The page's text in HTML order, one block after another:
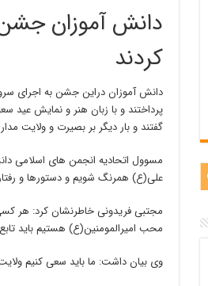
کردند
دانش آموزان دراین جشن به اجرای
پرداختند و با زبان هنر و نمایش عید
گفتند و بار دیگر بر بصیرت و ولایت
مسوول اتحادیه انجمن های اسلامی
علی(ع) همرنگ شویم و دستورها و
مجتبی فریدونی خاطرنشان کرد: هر
محب امیرالمومنین(ع) هستیم باید
وی بیان داشت: ما باید سعی کنیم